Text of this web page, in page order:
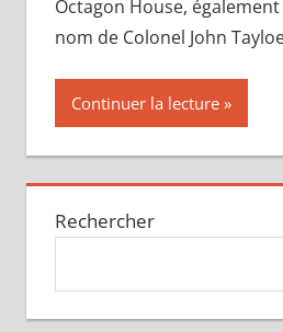
Octagon House,
nom de Colonel John
Continuer la lecture
Rechercher